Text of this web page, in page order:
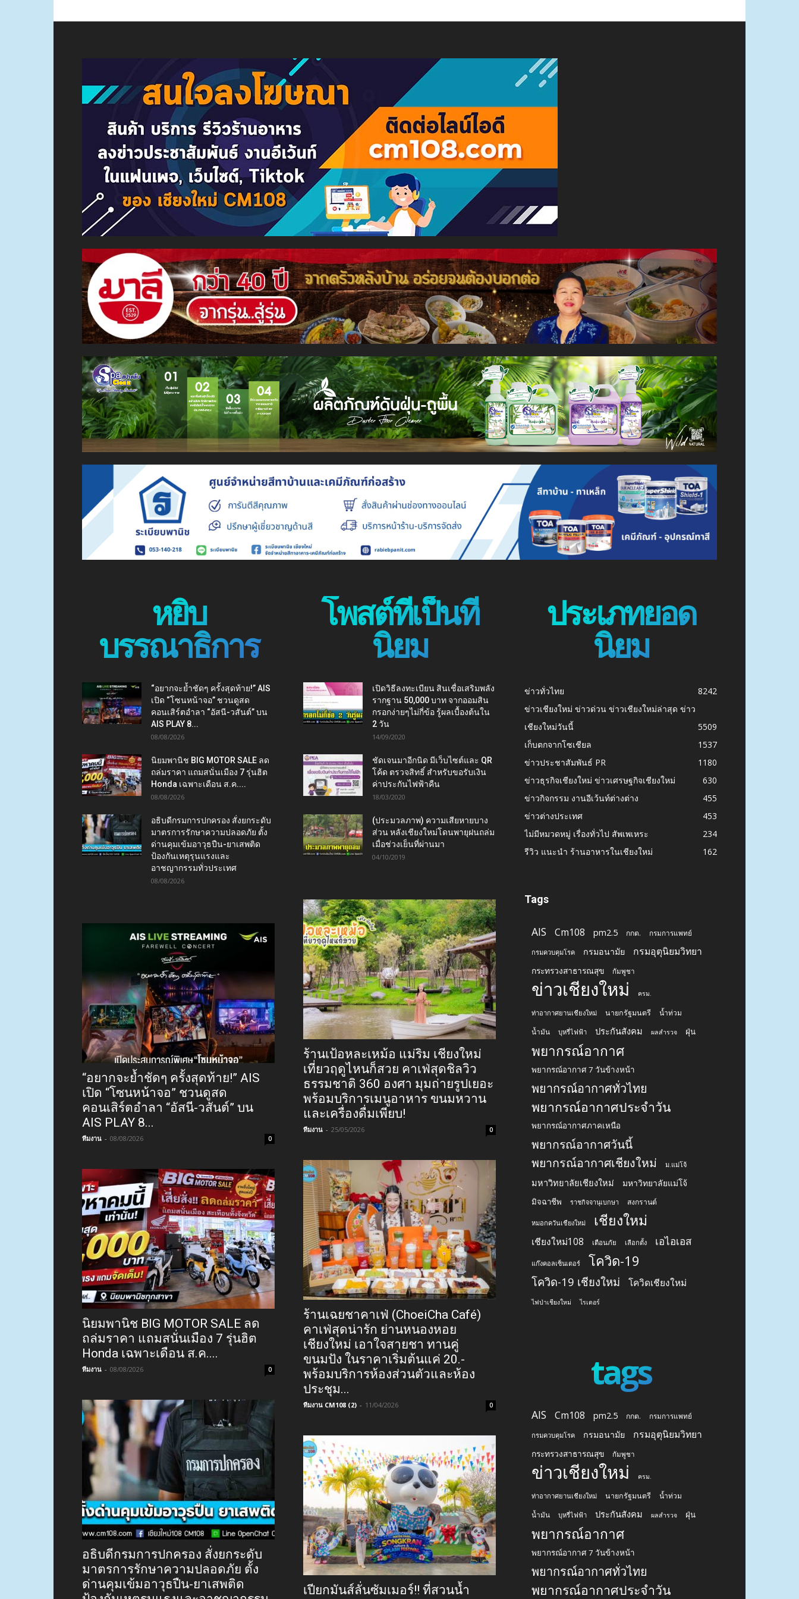
หยิบ
บรรณาธิการ
“อยากจะย้ำชัดๆ ครั้งสุดท้าย!” AIS
เปิด “โซนหน้าจอ” ชวนดูสด
คอนเสิร์ตอำลา “อัสนี-วสันต์” บน
AIS PLAY 8...
08/08/2026
นิยมพานิช BIG MOTOR SALE ลด
ถล่มราคา แถมสนั่นเมือง 7 รุ่นฮิต
Honda เฉพาะเดือน ส.ค....
08/08/2026
อธิบดีกรมการปกครอง สั่งยกระดับ
มาตรการรักษาความปลอดภัย ตั้ง
ด่านคุมเข้มอาวุธปืน-ยาเสพติด
ป้องกันเหตุรุนแรงและ
อาชญากรรมทั่วประเทศ
08/08/2026
“อยากจะย้ำชัดๆ ครั้งสุดท้าย!” AIS
เปิด “โซนหน้าจอ” ชวนดูสด
คอนเสิร์ตอำลา “อัสนี-วสันต์” บน
AIS PLAY 8...
ทีมงาน - 08/08/2026 0
นิยมพานิช BIG MOTOR SALE ลด
ถล่มราคา แถมสนั่นเมือง 7 รุ่นฮิต
Honda เฉพาะเดือน ส.ค....
ทีมงาน - 08/08/2026 0
อธิบดีกรมการปกครอง สั่งยกระดับ
มาตรการรักษาความปลอดภัย ตั้ง
ด่านคุมเข้มอาวุธปืน-ยาเสพติด
โพสต์ที่เป็นที่
นิยม
เปิดวิธีลงทะเบียน สินเชื่อเสริมพลัง
รากฐาน 50,000 บาท จากออมสิน
กรอกง่ายๆไม่กี่ข้อ รู้ผลเบื้องต้นใน
2 วัน
14/09/2020
ชัดเจนมาอีกนิด มีเว็บไซต์และ QR
โค้ด ตรวจสิทธิ์ สำหรับขอรับเงิน
ค่าประกันไฟฟ้าคืน
18/03/2020
(ประมวลภาพ) ความเสียหายบาง
ส่วน หลังเชียงใหม่โดนพายุฝนถล่ม
เมื่อช่วงเย็นที่ผ่านมา
04/10/2019
ร้านเป้อหละเหม้อ แม่ริม เชียงใหม่
เที่ยวฤดูไหนก็สวย คาเฟ่สุดชิลวิว
ธรรมชาติ 360 องศา มุมถ่ายรูปเยอะ
พร้อมบริการเมนูอาหาร ขนมหวาน
และเครื่องดื่มเพียบ!
ทีมงาน - 25/05/2026 0
ร้านเฉยชาคาเฟ่ (ChoeiCha Café)
คาเฟ่สุดน่ารัก ย่านหนองหอย
เชียงใหม่ เอาใจสายชา ทานคู่
ขนมปัง ในราคาเริ่มต้นแค่ 20.-
พร้อมบริการห้องส่วนตัวและห้อง
ประชุม...
ทีมงาน CM108 (2) - 11/04/2026 0
เปียกมันส์ลั่นซัมเมอร์!! ที่สวนน้ำ
ประเภทยอด
นิยม
ข่าวทั่วไทย
8242
ข่าวเชียงใหม่ ข่าวด่วน ข่าวเชียงใหม่ล่าสุด ข่าว
เชียงใหม่วันนี้
5509
เก็บตกจากโซเชียล
1537
ข่าวประชาสัมพันธ์ PR
1180
ข่าวธุรกิจเชียงใหม่ ข่าวเศรษฐกิจเชียงใหม่
630
ข่าวกิจกรรม งานอีเว้นท์ต่างต่าง
455
ข่าวต่างประเทศ
453
ไม่มีหมวดหมู่ เรื่องทั่วไป สัพเพเหระ
234
รีวิว แนะนำ ร้านอาหารในเชียงใหม่
162
Tags
AIS Cm108 pm2.5 กกต. กรมการแพทย์
กรมควบคุมโรค กรมอนามัย กรมอุตุนิยมวิทยา
กระทรวงสาธารณสุข กัมพูชา
ข่าวเชียงใหม่ ครม.
ท่าอากาศยานเชียงใหม่ นายกรัฐมนตรี น้ำท่วม
น้ำมัน บุหรี่ไฟฟ้า ประกันสังคม ผลสำรวจ ฝุ่น
พยากรณ์อากาศ
พยากรณ์อากาศ 7 วันข้างหน้า
พยากรณ์อากาศทั่วไทย
พยากรณ์อากาศประจำวัน
พยากรณ์อากาศภาคเหนือ
พยากรณ์อากาศวันนี้
พยากรณ์อากาศเชียงใหม่
ม.แม่โจ้
มหาวิทยาลัยเชียงใหม่ มหาวิทยาลัยแม่โจ้
มิจฉาชีพ ราชกิจจานุเบกษา สงกรานต์
หมอกควันเชียงใหม่ เชียงใหม่
เชียงใหม่108 เตือนภัย เลือกตั้ง เอไอเอส
แก๊งคอลเซ็นเตอร์ โควิด-19
โควิด-19 เชียงใหม่ โควิดเชียงใหม่
ไฟป่าเชียงใหม่ ไรเดอร์
tags
AIS Cm108 pm2.5 กกต. กรมการแพทย์
กรมควบคุมโรค กรมอนามัย กรมอุตุนิยมวิทยา
กระทรวงสาธารณสุข กัมพูชา
ข่าวเชียงใหม่ ครม.
ท่าอากาศยานเชียงใหม่ นายกรัฐมนตรี น้ำท่วม
น้ำมัน บุหรี่ไฟฟ้า ประกันสังคม ผลสำรวจ ฝุ่น
พยากรณ์อากาศ
พยากรณ์อากาศ 7 วันข้างหน้า
พยากรณ์อากาศทั่วไทย
พยากรณ์อากาศประจำวัน